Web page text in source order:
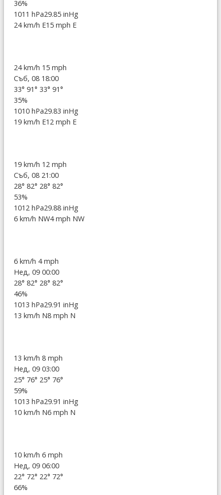
36%
1011 hPa29.85 inHg
24 km/h E15 mph E
24 km/h 15 mph
Съб, 08 18:00
33° 91° 33° 91°
35%
1010 hPa29.83 inHg
19 km/h E12 mph E
19 km/h 12 mph
Съб, 08 21:00
28° 82° 28° 82°
53%
1012 hPa29.88 inHg
6 km/h NW4 mph NW
6 km/h 4 mph
Нед, 09 00:00
28° 82° 28° 82°
46%
1013 hPa29.91 inHg
13 km/h N8 mph N
13 km/h 8 mph
Нед, 09 03:00
25° 76° 25° 76°
59%
1013 hPa29.91 inHg
10 km/h N6 mph N
10 km/h 6 mph
Нед, 09 06:00
22° 72° 22° 72°
66%